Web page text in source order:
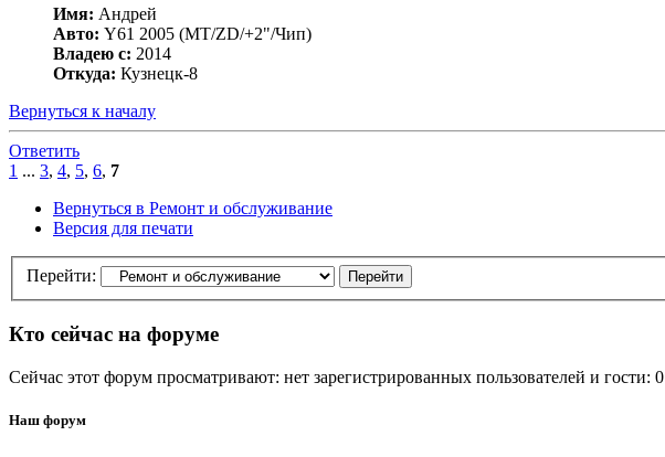
Имя: Андрей
Авто: Y61 2005 (МT/ZD/+2"/Чип)
Владею с: 2014
Откуда: Кузнецк-8
Вернуться к началу
Ответить
1 ... 3, 4, 5, 6, 7
Вернуться в Ремонт и обслуживание
Версия для печати
Перейти:
Кто сейчас на форуме
Сейчас этот форум просматривают: нет зарегистрированных пользователей и гости: 0
Наш форум